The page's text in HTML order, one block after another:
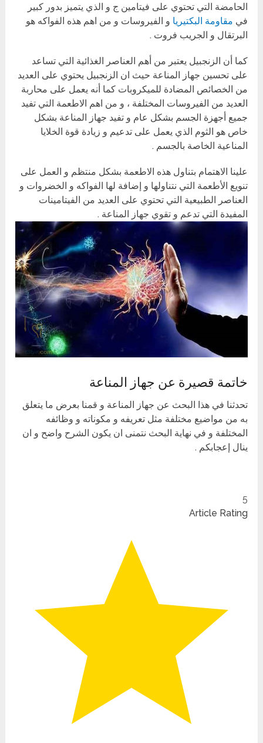
الحامضة التي تحتوي على فيتامين ج و الذي يتميز بدور كبير
في مقاومة البكتيريا و الفيروسات و من اهم هذه الفواكه هو
البرتقال و الجريب فروت .
كما أن الزنجبيل يعتبر من أهم العناصر الغذائية التي تساعد
على تحسين جهاز المناعة حيث ان الزنجبيل يحتوي على العديد
من الخصائص المضادة للميكروبات كما أنه يعمل على محاربة
العديد من الفيروسات المختلفة ، و من اهم الاطعمة التي تفيد
جميع أجهزة الجسم بشكل عام و تفيد جهاز المناعة بشكل
خاص هو الثوم الذي يعمل على تدعيم و زيادة قوة الخلايا
المناعية الخاصة بالجسم .
علينا الاهتمام بتناول هذه الاطعمة بشكل منتظم و العمل على
تنويع الأطعمة التي نتناولها و إضافة لها الفواكه و الخضروات و
العناصر الطبيعية التي تحتوي على العديد من الفيتامينات
المفيدة التي تدعم و تقوي جهاز المناعة .
خاتمة قصيرة عن جهاز المناعة
تحدثنا في هذا البحث عن جهاز المناعة و قمنا بعرض ما يتعلق
به من مواضيع مختلفة مثل تعريفه و مكوناته و وظائفه
المختلفة و في نهاية البحث نتمنى ان يكون الشرح واضح و ان
ينال إعجابكم .
5
Article Rating